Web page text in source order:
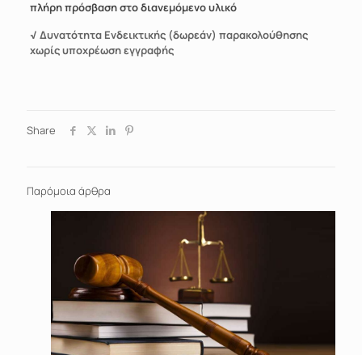
πλήρη πρόσβαση στο διανεμόμενο υλικό
√ Δυνατότητα Ενδεικτικής (δωρεάν) παρακολούθησης
χωρίς υποχρέωση εγγραφής
Share
Παρόμοια άρθρα